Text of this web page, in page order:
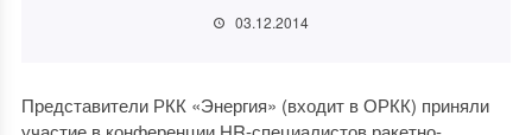
03.12.2014
Представители РКК «Энергия» (входит в ОРКК) приняли